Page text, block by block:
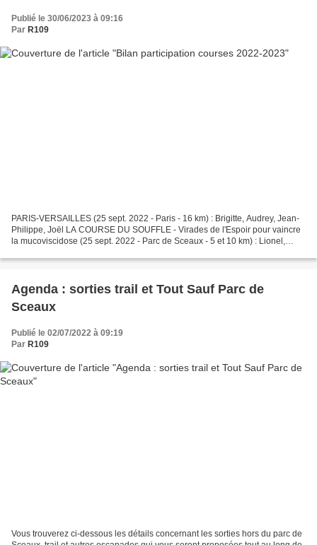
Publié le 30/06/2023 à 09:16
Par R109
PARIS-VERSAILLES (25 sept. 2022 - Paris - 16 km) : Brigitte, Audrey, Jean-
Philippe, Joël LA COURSE DU SOUFFLE - Virades de l'Espoir pour vaincre
la mucoviscidose (25 sept. 2022 - Parc de Sceaux - 5 et 10 km) : Lionel,
Agenda : sorties trail et Tout Sauf Parc de
Sceaux
Publié le 02/07/2022 à 09:19
Par R109
Vous trouverez ci-dessous les détails concernant les sorties hors du parc de